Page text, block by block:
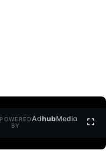
POWERED
BY
AdhubMedia